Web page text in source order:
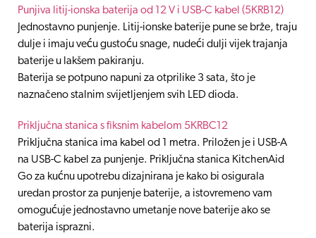
Punjiva litij-ionska baterija od 12 V i USB-C kabel (5KRB12)
Jednostavno punjenje. Litij-ionske baterije pune se brže, traju
dulje i imaju veću gustoću snage, nudeći dulji vijek trajanja
baterije u lakšem pakiranju.
Baterija se potpuno napuni za otprilike 3 sata, što je
naznačeno stalnim svijetljenjem svih LED dioda.
Priključna stanica s fiksnim kabelom 5KRBC12
Priključna stanica ima kabel od 1 metra. Priložen je i USB-A
na USB-C kabel za punjenje. Priključna stanica KitchenAid
Go za kućnu upotrebu dizajnirana je kako bi osigurala
uredan prostor za punjenje baterije, a istovremeno vam
omogućuje jednostavno umetanje nove baterije ako se
baterija isprazni.